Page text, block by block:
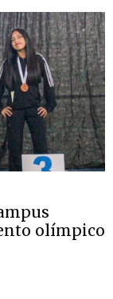
olímpico